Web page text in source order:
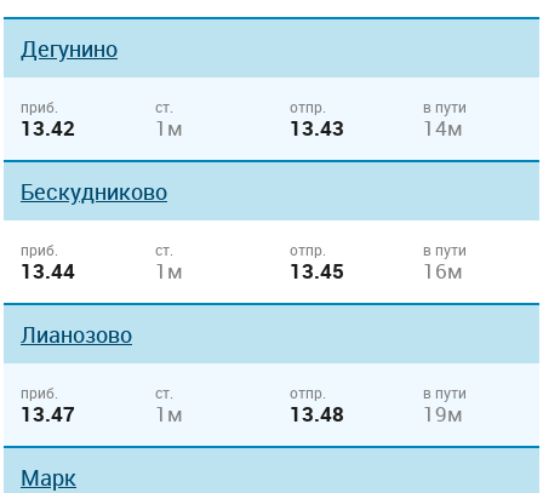
Дегунино
приб.
13.42
ст.
1м
отпр.
13.43
в пути
14м
Бескудниково
приб.
13.44
ст.
1м
отпр.
13.45
в пути
16м
Лианозово
приб.
13.47
ст.
1м
отпр.
13.48
в пути
19м
Марк